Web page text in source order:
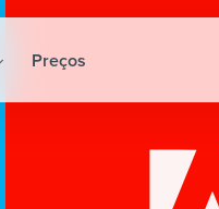
Preços